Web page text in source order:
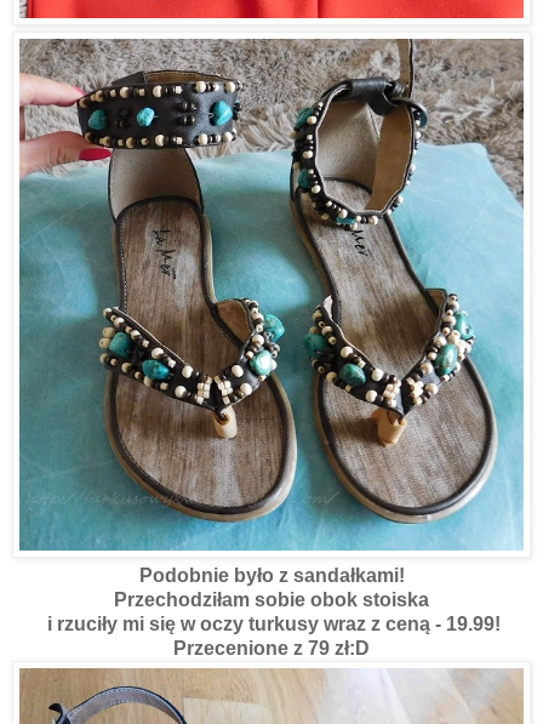
Podobnie było z sandałkami!
Przechodziłam sobie obok stoiska
i rzuciły mi się w oczy turkusy wraz z ceną - 19.99!
Przecenione z 79 zł:D